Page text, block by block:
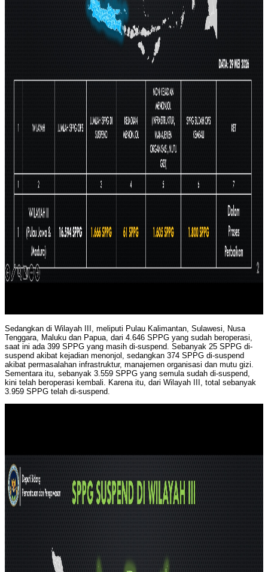
Sedangkan di Wilayah III, meliputi Pulau Kalimantan, Sulawesi, Nusa
Tenggara, Maluku dan Papua, dari 4.646 SPPG yang sudah beroperasi,
saat ini ada 399 SPPG yang masih di-suspend. Sebanyak 25 SPPG di-
suspend akibat kejadian menonjol, sedangkan 374 SPPG di-suspend
akibat permasalahan infrastruktur, manajemen organisasi dan mutu gizi.
Sementara itu, sebanyak 3.559 SPPG yang semula sudah di-suspend,
kini telah beroperasi kembali. Karena itu, dari Wilayah III, total sebanyak
3.959 SPPG telah di-suspend.